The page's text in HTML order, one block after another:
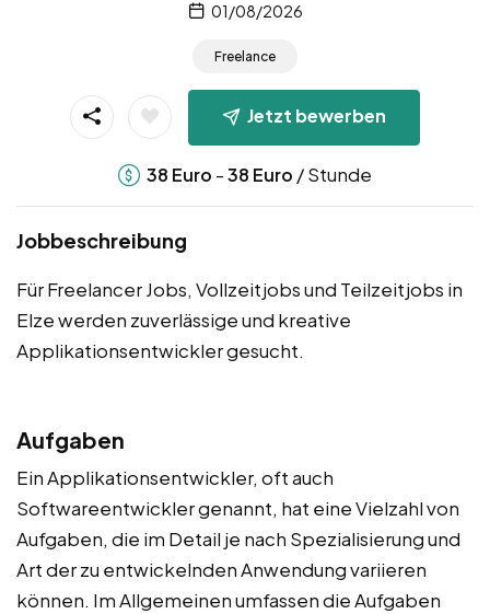
01/08/2026
Freelance
Jetzt bewerben
38 Euro -38 Euro / Stunde
Jobbeschreibung
Für Freelancer Jobs, Vollzeitjobs und Teilzeitjobs in
Elze werden zuverlässige und kreative
Applikationsentwickler gesucht.
Aufgaben
Ein Applikationsentwickler, oft auch
Softwareentwickler genannt, hat eine Vielzahl von
Aufgaben, die im Detail je nach Spezialisierung und
Art der zu entwickelnden Anwendung variieren
können. Im Allgemeinen umfassen die Aufgaben